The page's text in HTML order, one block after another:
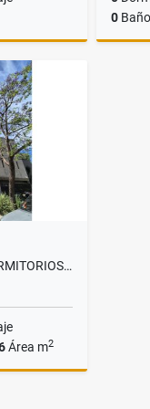
0
EXCLUSIVO DUPLEX 2 DORMITORIOS CON COCHERA, EDIFICIO VESALIUS
Área m2